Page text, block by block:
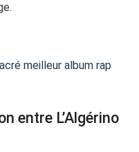
meilleur album rap
entre L’Algérino